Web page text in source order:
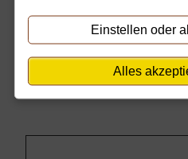
Einstellen oder
Alles
Anschrift
Keine Anschrift hinterlegt.
Bitte klicke unten auf die Karte,